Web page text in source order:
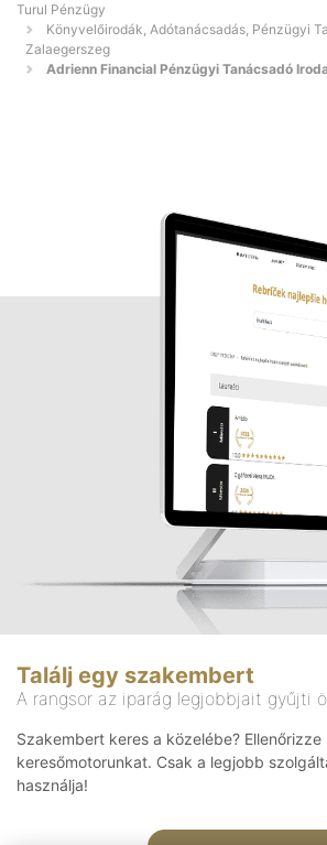
Turul Pénzügy
Könyvelőirodák, Adótanácsadás, Pénzügyi
Zalaegerszeg
Adrienn Financial Pénzügyi Tanácsadó
Találj egy szakembert
A rangsor az iparág legjobbjait gyűjti
Szakembert keres a közelébe? Ellenőrizze
keresőmotorunkat. Csak a legjobb
használja!